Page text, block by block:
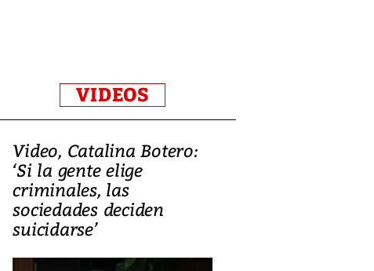
VIDEOS
Video, Catalina Botero:
‘Si la gente elige
criminales, las
sociedades deciden
suicidarse’